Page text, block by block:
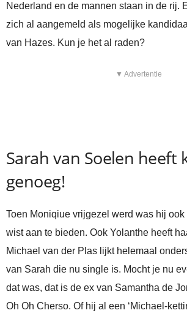
Nederland en de mannen staan in de rij.
zich al aangemeld als mogelijke
van Hazes. Kun je het al raden?
▼ Advertentie
Sarah van Soelen heeft
genoeg!
Toen Moniqiue vrijgezel werd was hij
wist aan te bieden. Ook Yolanthe heeft
Michael van der Plas lijkt helemaal
van Sarah die nu single is. Mocht je nu
dat was, dat is de ex van Samantha de
Oh Oh Cherso. Of hij al een ‘Michael-